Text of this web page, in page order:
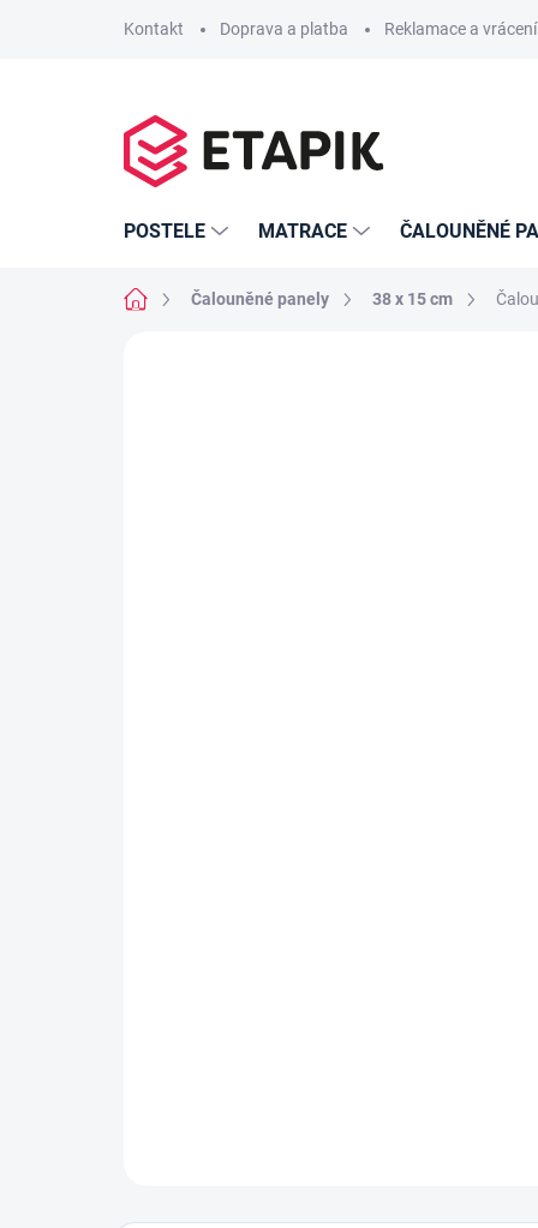
Kontakt Doprava a platba Reklamace a
POSTELE MATRACE ČALOUNĚNÉ
Domů Čalouněné panely 38 x 15 cm